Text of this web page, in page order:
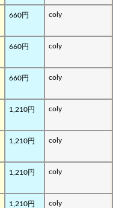
660円 coly
660円 coly
660円 coly
1,210円 coly
1,210円 coly
1,210円 coly
1,210円 coly